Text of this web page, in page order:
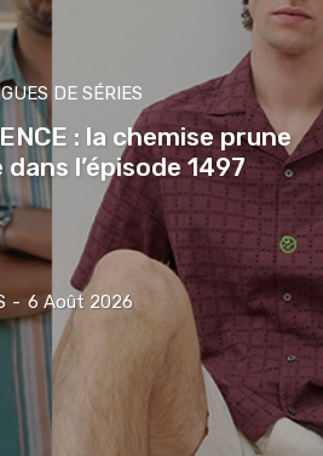
DE SÉRIES
: la chemise prune
l’épisode 1497
- 6 Août 2026